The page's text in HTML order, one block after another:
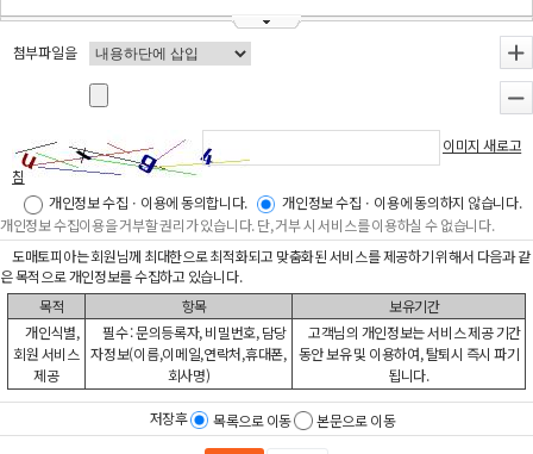
첨부파일을
이미지 새로고
침
개인정보 수집ㆍ이용에 동의합니다.
개인정보 수집ㆍ이용에 동의하지 않습니다.
개인정보 수집이용을 거부할 권리가 있습니다. 단, 거부 시 서비스를 이용하실 수 없습니다.
도매토피아는 회원님께 최대한으로 최적화되고 맞춤화된 서비스를 제공하기 위해서 다음과 같
은 목적으로 개인정보를 수집하고 있습니다.
목적
항목
보유기간
개인식별,
회원 서비스
제공
필수 : 문의등록자, 비밀번호, 담당
자정보(이름,이메일,연락처,휴대폰,
회사명)
고객님의 개인정보는 서비스 제공 기간
동안 보유 및 이용하여, 탈퇴시 즉시 파기
됩니다.
저장후 목록으로 이동 본문으로 이동